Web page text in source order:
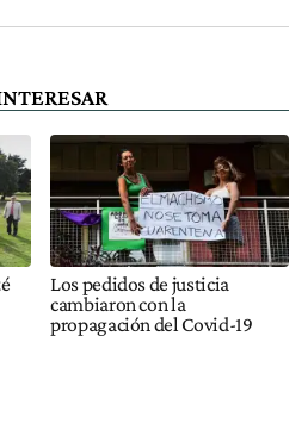
Los pedidos de justicia
cambiaron con la
propagación del Covid-19